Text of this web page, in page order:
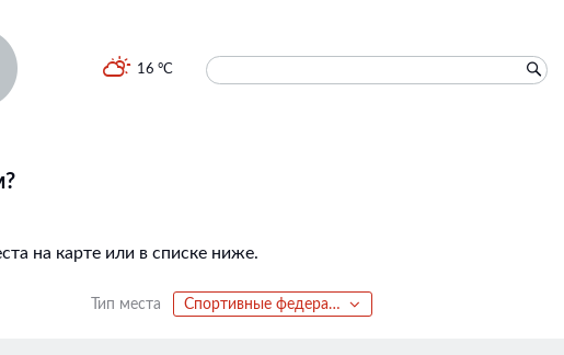
16 °C
на карте или в списке ниже.
Тип места Спортивные федерации